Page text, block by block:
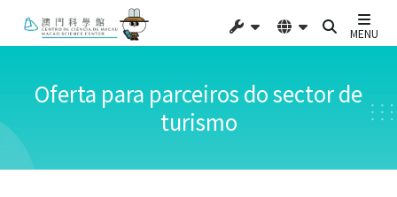
MENU
Oferta para parceiros do sector de
turismo